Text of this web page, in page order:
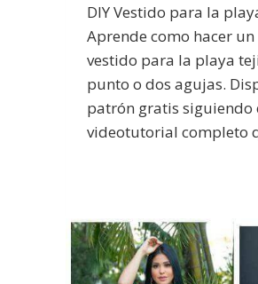
DIY Vestido para la
Aprende como hacer
vestido para la playa
punto o dos agujas.
patrón gratis siguiendo
videotutorial completo